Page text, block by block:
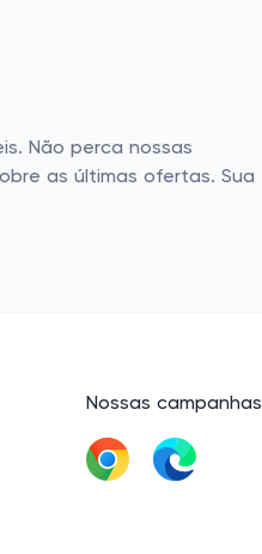
Não perca nossas
as últimas ofertas. Sua
Nossas campanhas